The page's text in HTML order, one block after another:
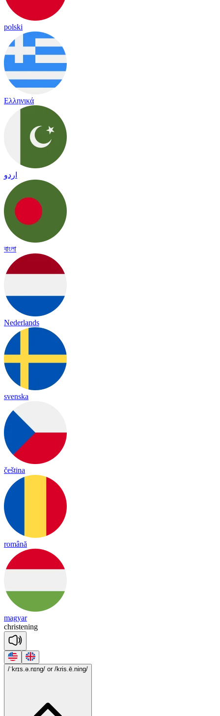
polski
Ελληνικά
اردو
বাংলা
Nederlands
svenska
čeština
română
magyar
christening
/ˈkrɪs.ə.nɪng/ or /kris.ē.ning/